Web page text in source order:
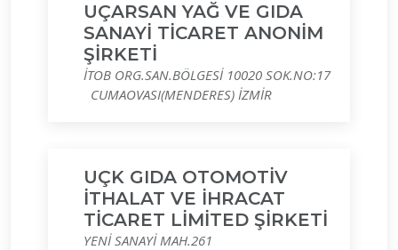
UÇARSAN YAĞ VE GIDA
SANAYİ TİCARET ANONİM
ŞİRKETİ
İTOB ORG.SAN.BÖLGESİ 10020 SOK.NO:17
CUMAOVASI(MENDERES) İZMİR
UÇK GIDA OTOMOTİV
İTHALAT VE İHRACAT
TİCARET LİMİTED ŞİRKETİ
YENİ SANAYİ MAH.261